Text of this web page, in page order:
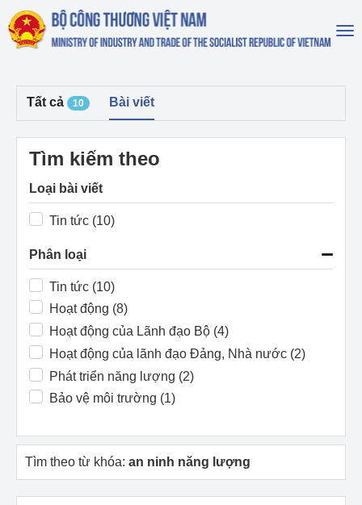
Tất cả 10 Bài viết
Tìm kiếm theo
Loại bài viết
Tin tức (10)
Phân loại
Tin tức (10)
Hoạt động (8)
Hoạt động của Lãnh đạo Bộ (4)
Hoạt động của lãnh đạo Đảng, Nhà nước (2)
Phát triển năng lượng (2)
Bảo vệ môi trường (1)
Tìm theo từ khóa: an ninh năng lượng